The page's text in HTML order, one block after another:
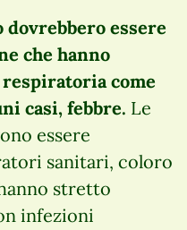
dovrebbero essere
che hanno
come
casi, febbre. Le
essere
sanitari, coloro
stretto
infezioni